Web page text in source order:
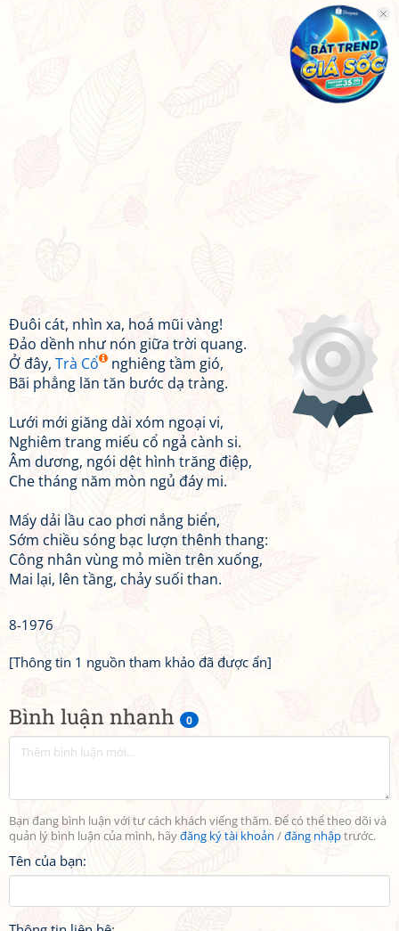
Bình luận nhanh 0
Bạn đang bình luận với tư cách khách viếng thăm. Để có thể theo dõi và
quản lý bình luận của mình, hãyđăng ký tài khoản /đăng nhậptrước.
Tên của bạn:
Đuôi cát, nhìn xa, hoá mũi vàng!
Đảo dềnh như nón giữa trời quang.
Ở đây, Trà Cổ
nghiêng tầm gió,
Bãi phẳng lăn tăn bước dạ tràng.
Lưới mới giăng dài xóm ngoại vi,
Nghiêm trang miếu cổ ngả cành si.
Âm dương, ngói dệt hình trăng điệp,
Che tháng năm mòn ngủ đáy mi.
Mấy dải lầu cao phơi nắng biển,
Sớm chiều sóng bạc lượn thênh thang:
Công nhân vùng mỏ miền trên xuống,
Mai lại, lên tầng, chảy suối than.
8-1976
[Thông tin 1 nguồn tham khảo đã được ẩn]